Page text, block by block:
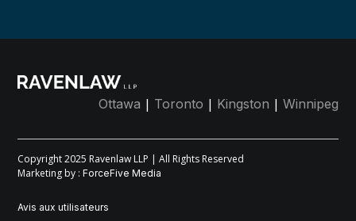
Ottawa | Toronto | Kingston | Winnipeg
Copyright 2025 Ravenlaw LLP | All Rights Reserved
Marketing by :ForceFive Media
Avis aux utilisateurs